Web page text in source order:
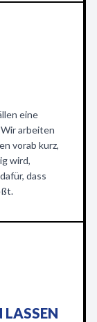
eine
arbeiten
vorab kurz,
wird,
dass
LASSEN